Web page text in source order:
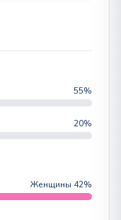
55%
20%
Женщины 42%